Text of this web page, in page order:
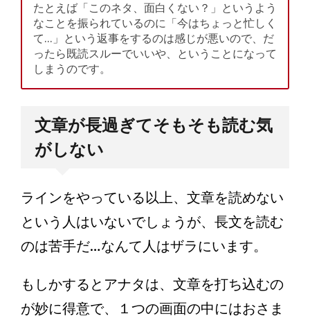
たとえば「このネタ、面白くない？」というよう
なことを振られているのに「今はちょっと忙しく
て…」という返事をするのは感じが悪いので、だ
ったら既読スルーでいいや、ということになって
しまうのです。
文章が長過ぎてそもそも読む気
がしない
ラインをやっている以上、文章を読めない
という人はいないでしょうが、長文を読む
のは苦手だ…なんて人はザラにいます。
もしかするとアナタは、文章を打ち込むの
が妙に得意で、１つの画面の中にはおさま